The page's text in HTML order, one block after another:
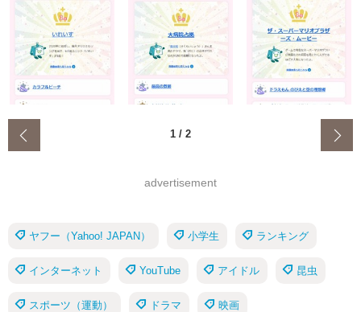
1 / 2
advertisement
ヤフー（Yahoo! JAPAN） 小学生 ランキング
インターネット YouTube アイドル 昆虫
スポーツ（運動） ドラマ 映画